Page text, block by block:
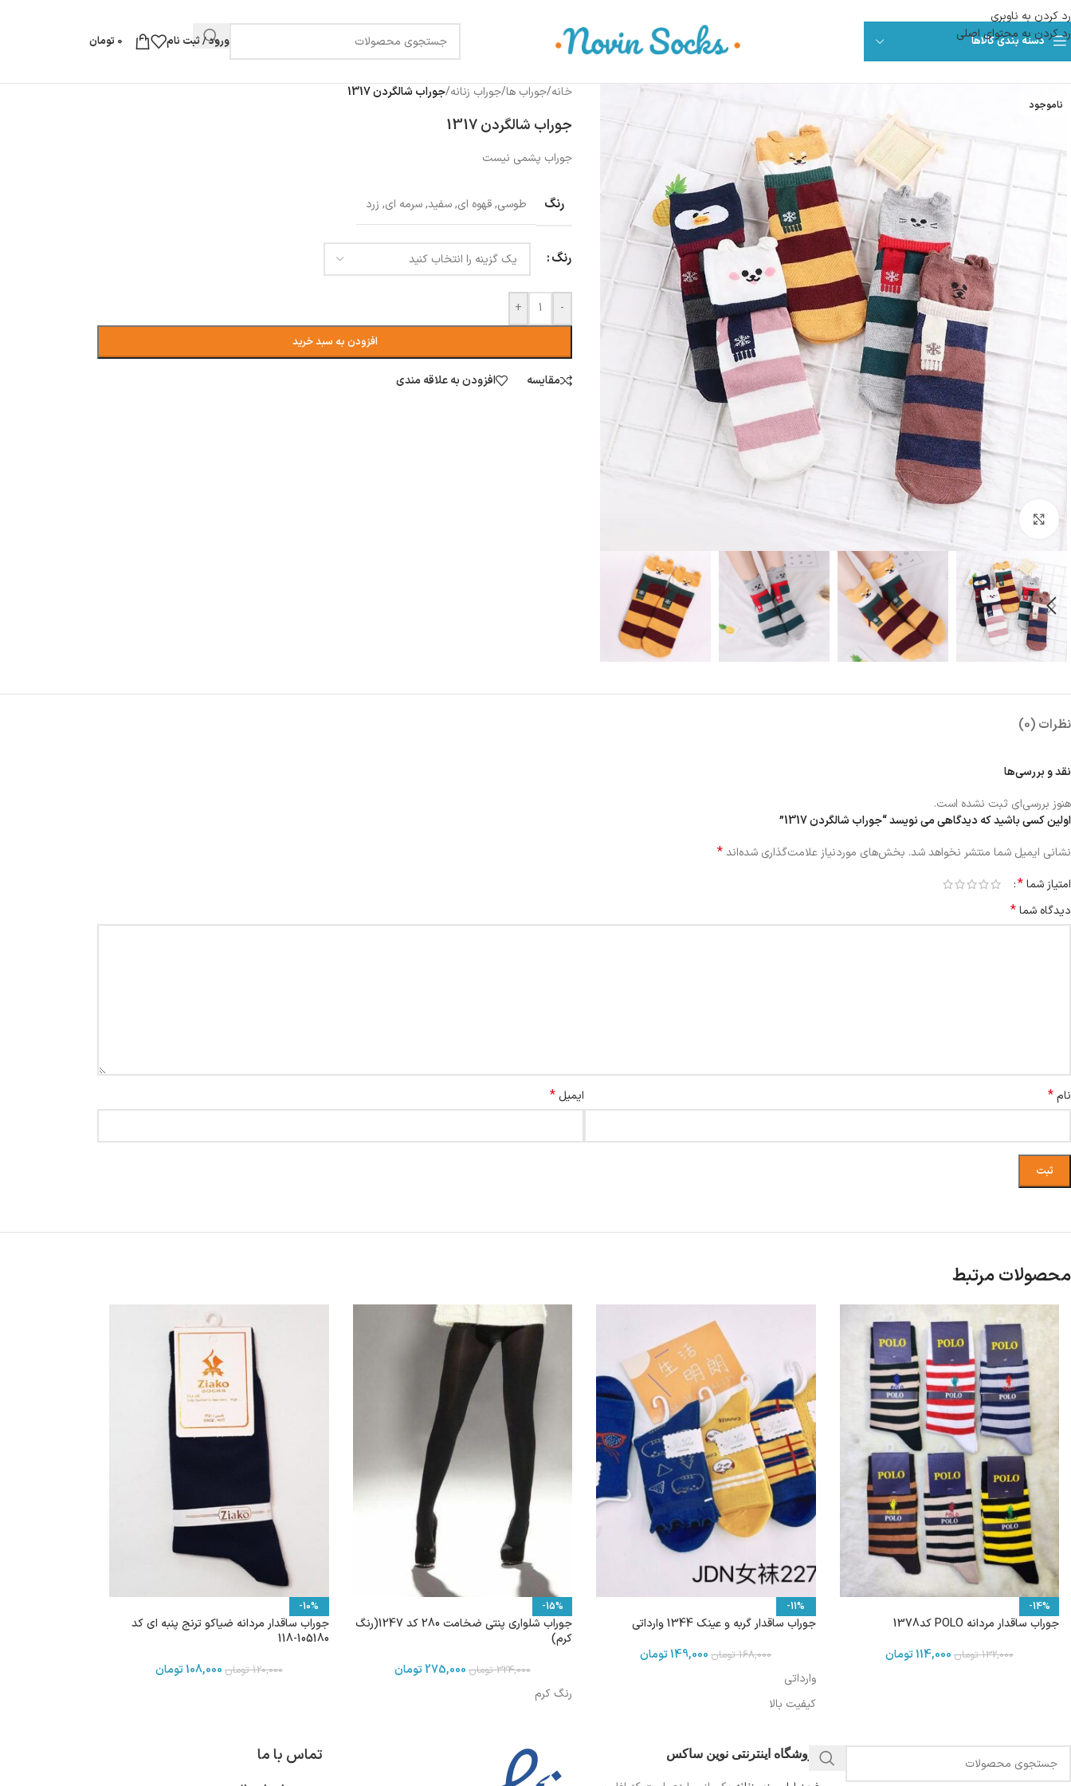
رد کردن به ناوبری
رد کردن به محتوای اصلی
دسته بندی کالاها ورود / ثبت نام 0 تومان
ناموجود
خانه/جوراب ها/جوراب زنانه/جوراب شالگردن 1317
جوراب شالگردن 1317
جوراب پشمی نیست
رنگ طوسی,قهوه ای,سفید,سرمه ای, زرد
رنگ
-
+
افزودن به سبد خرید
مقایسه افزودن به علاقه مندی
نظرات (0)
نقد و بررسی‌ها
هنوز بررسی‌ای ثبت نشده است.
اولین کسی باشید که دیدگاهی می نویسد “جوراب شالگردن 1317”
نشانی ایمیل شما منتشر نخواهد شد. بخش‌های موردنیاز علامت‌گذاری شده‌اند*
امتیاز شما*
دیدگاه شما*
نام* ایمیل *
محصولات مرتبط
-14%
جوراب ساقدار مردانه POLO کد1378
132,000 تومان 114,000تومان
-11%
جوراب ساقدار گربه و عینک 1344 وارداتی
168,000 تومان 149,000تومان
وارداتی
کیفیت بالا
-15%
جوراب شلواری پنتی ضخامت 280 کد 1247(رنگ
کرم)
324,000 تومان 275,000 تومان
رنگ کرم
-10%
جوراب ساقدار مردانه ضیاکو ترنج پنبه ای کد
105180-118
120,000 تومان 108,000تومان
فروشگاه اینترنتی نوین ساکس
تماس با ما